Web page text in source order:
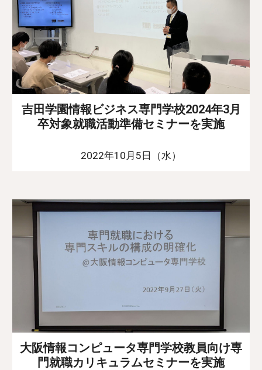
吉田学園情報ビジネス専門学校2024年3月
卒対象就職活動準備セミナーを実施
2022年10月5日（水）
大阪情報コンピュータ専門学校教員向け専
門就職カリキュラムセミナーを実施